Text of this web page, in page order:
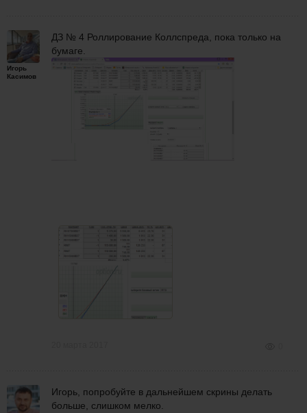
Игорь
Касимов
ДЗ № 4 Роллирование Коллспреда, пока только на
бумаге.
Игорь, попробуйте в дальнейшем скрины делать
больше, слишком мелко.